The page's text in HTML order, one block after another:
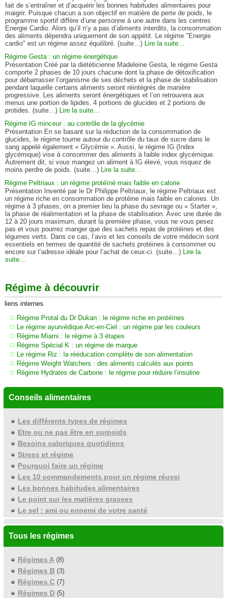
fait de s’entraîner et d’acquérir les bonnes habitudes alimentaires pour
maigrir. Puisque chacun a son objectif en matière de perte de poids, le
programme sportif diffère d’une personne à une autre dans les centres
Energie Cardio. Alors qu’il n’y a pas d’aliments interdits, la consommation
des aliments dépendra uniquement de son appétit. Le régime "Energie
cardio" est un régime assez équilibré. (suite…) Lire la suite...
Régime Gesta : un régime énergétique
Présentation Créé par la diététicienne Madeleine Gesta, le régime Gesta
comporte 2 phases de 10 jours chacune dont la phase de détoxification
pour débarrasser l’organisme de ses déchets et la phase de stabilisation
pendant laquelle certains aliments seront réintégrés de manière
progressive. Les aliments seront énergétiques et l’on retrouvera aux
menus une portion de lipides, 4 portions de glucides et 2 portions de
protides. (suite…) Lire la suite...
Régime IG minceur : au contrôle de la glycémie
Présentation En se basant sur la réduction de la consommation de
glucides, le régime tourne autour du contrôle du taux de sucre dans le
sang appelé également « Glycémie ». Aussi, le régime IG (Index
glycémique) vise à consommer des aliments à faible index glycémique.
Autrement dit, si vous mangez un aliment à IG élevé, vous risquez de
moins perdre de poids. (suite…) Lire la suite...
Régime Peltriaux : un régime protéïné mais faible en calorie
Présentation Inventé par le Dr Philippe Peltriaux, le régime Peltriaux est
un régime riche en consommation de protéine mais faible en calories. Un
régime à 3 phases, on a premier lieu la phase du sevrage ou « Starter »,
la phase de réalimentation et la phase de stabilisation. Avec une durée de
12 à 20 jours maximum, durant la première phase, vous ne vous pesez
pas et vous pourrez manger que des sachets repas de protéines et des
légumes verts. Dans ce cas, l’avis et les conseils de votre médecin sont
essentiels en termes de quantité de sachets protéines à consommer ou
encore sur l’adresse idéale pour l’achat de ceux-ci. (suite…) Lire la
suite...
Régime à découvrir
liens internes
Régime Protal du Dr Dukan : le régime riche en protéïnes
Le régime ayurvédique Arc-en-Ciel : un régime par les couleurs
Régime Miami : le régime à 3 étapes
Régime Spécial K : un régime de marque
Le régime Riz : la rééducation complète de son alimentation
Régime Weight Watchers : des aliments calculés aux points
Régime Hydrates de Carbone : le régime pour réduire l’insuline
Conseils alimentaires
Les différents types de régimes
Etre ou ne pas être en surpoids
Besoins caloriques quotidiens
Stress et régime
Pourquoi faire un régime
Les 10 commandements pour un régime réussi
Les bonnes habitudes alimentaires
Le point sur les matières grasses
Le sel : ami ou ennemi de votre santé
Tous les régimes
Régimes A (8)
Régimes B (3)
Régimes C (7)
Régimes D (5)